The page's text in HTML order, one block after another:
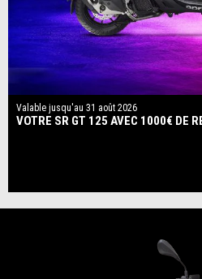
Valable jusqu'au 31 août 2026
VOTRE SR GT 125 AVEC 1000€ DE